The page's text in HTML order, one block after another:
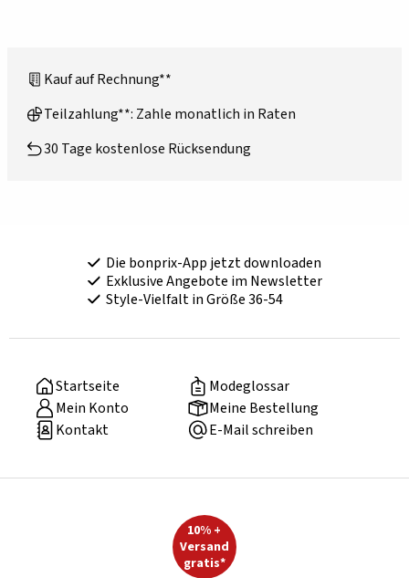
Kauf auf Rechnung**
Teilzahlung**: Zahle monatlich in Raten
30 Tage kostenlose Rücksendung
Die bonprix-App jetzt downloaden
Exklusive Angebote im Newsletter
Style-Vielfalt in Größe 36-54
Startseite
Modeglossar
Mein Konto
Meine Bestellung
Kontakt
E-Mail schreiben
10% +
Versand
gratis*